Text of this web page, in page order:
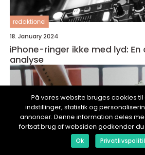
redaktionel
18. January 2024
iPhone-ringer ikke med lyd:
analyse
På vores website bruges cookies til
indstillinger, statistik og
annoncer. Denne information deles
fortsat brug af websiden godkender
Ok